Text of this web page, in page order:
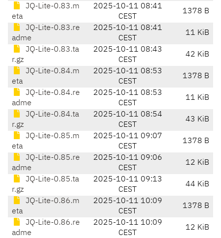
JQ-Lite-0.83.m
eta
2025-10-11 08:41
CEST
1378 B
JQ-Lite-0.83.re
adme
2025-10-11 08:41
CEST
11 KiB
JQ-Lite-0.83.ta
r.gz
2025-10-11 08:43
CEST
42 KiB
JQ-Lite-0.84.m
eta
2025-10-11 08:53
CEST
1378 B
JQ-Lite-0.84.re
adme
2025-10-11 08:53
CEST
11 KiB
JQ-Lite-0.84.ta
r.gz
2025-10-11 08:54
CEST
43 KiB
JQ-Lite-0.85.m
eta
2025-10-11 09:07
CEST
1378 B
JQ-Lite-0.85.re
adme
2025-10-11 09:06
CEST
12 KiB
JQ-Lite-0.85.ta
r.gz
2025-10-11 09:13
CEST
44 KiB
JQ-Lite-0.86.m
eta
2025-10-11 10:09
CEST
1378 B
JQ-Lite-0.86.re
adme
2025-10-11 10:09
CEST
12 KiB